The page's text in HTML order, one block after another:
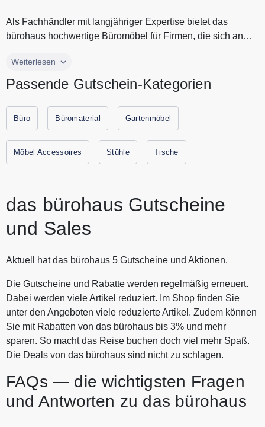
Als Fachhändler mit langjähriger Expertise bietet das
bürohaus hochwertige Büromöbel für Firmen, die sich an
Als Fachhändler mit langjähriger Expertise bietet das
den realen Anforderungen moderner Arbeitswelten
fundierter Beratung und einem hochwertigen Sortiment an
Büromöbeln, Bürodrehstühlen und sonstiger
Büroeinrichtung mit einem klaren Fokus auf Funktionalität,
für Ihr Büro. Alle aktuellen Gutscheine und Rabattaktionen
Gutscheine.
Weiterlesen
Passende Gutschein-Kategorien
Büro Büromaterial Gartenmöbel
Möbel Accessoires Stühle Tische
das bürohaus Gutscheine
und Sales
Aktuell hat das bürohaus 5 Gutscheine und Aktionen.
Die Gutscheine und Rabatte werden regelmäßig erneuert.
Dabei werden viele Artikel reduziert. Im Shop finden Sie
unter den Angeboten viele reduzierte Artikel. Zudem können
Sie mit Rabatten von das bürohaus bis 3% und mehr
sparen. So macht das Reise buchen doch viel mehr Spaß.
Die Deals von das bürohaus sind nicht zu schlagen.
FAQs — die wichtigsten Fragen
und Antworten zu das bürohaus